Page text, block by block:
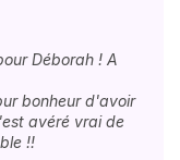
Déborah ! A
bonheur d'avoir
avéré vrai de
!!